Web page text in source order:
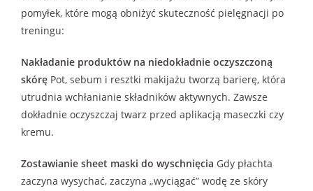
pomyłek, które mogą obniżyć skuteczność pielęgnacji po
treningu:
Nakładanie produktów na niedokładnie oczyszczoną
skórę Pot, sebum i resztki makijażu tworzą barierę, która
utrudnia wchłanianie składników aktywnych. Zawsze
dokładnie oczyszczaj twarz przed aplikacją maseczki czy
kremu.
Zostawianie sheet maski do wyschnięcia Gdy płachta
zaczyna wysychać, zaczyna „wyciągać” wodę ze skóry